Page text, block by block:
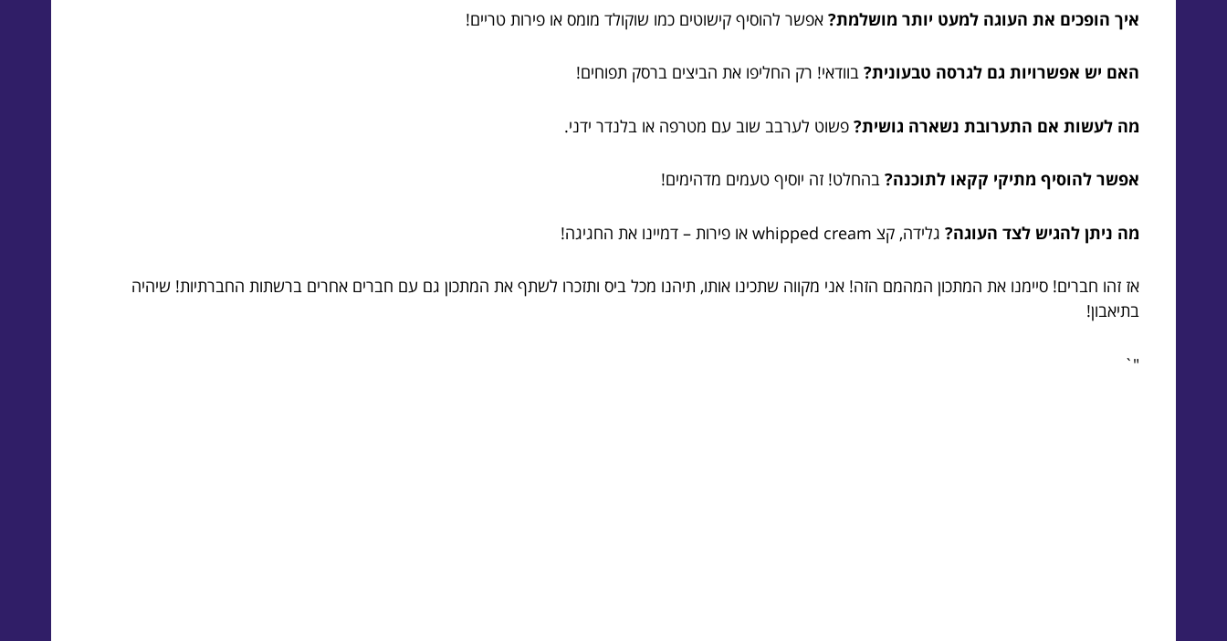
איך הופכים את העוגה למעט יותר מושלמת? אפשר להוסיף קישוטים כמו שוקולד מומס או פירות טריים!
האם יש אפשרויות גם לגרסה טבעונית? בוודאי! רק החליפו את הביצים ברסק תפוחים!
מה לעשות אם התערובת נשארה גושית? פשוט לערבב שוב עם מטרפה או בלנדר ידני.
אפשר להוסיף מתיקי קקאו לתוכנה? בהחלט! זה יוסיף טעמים מדהימים!
מה ניתן להגיש לצד העוגה? גלידה, קצ whipped cream או פירות – דמיינו את החגיגה!
אז זהו חברים! סיימנו את המתכון המהמם הזה! אני מקווה שתכינו אותו, תיהנו מכל ביס ותזכרו לשתף את המתכון גם עם חברים אחרים ברשתות החברתיות! שיהיה
בתיאבון!
"`